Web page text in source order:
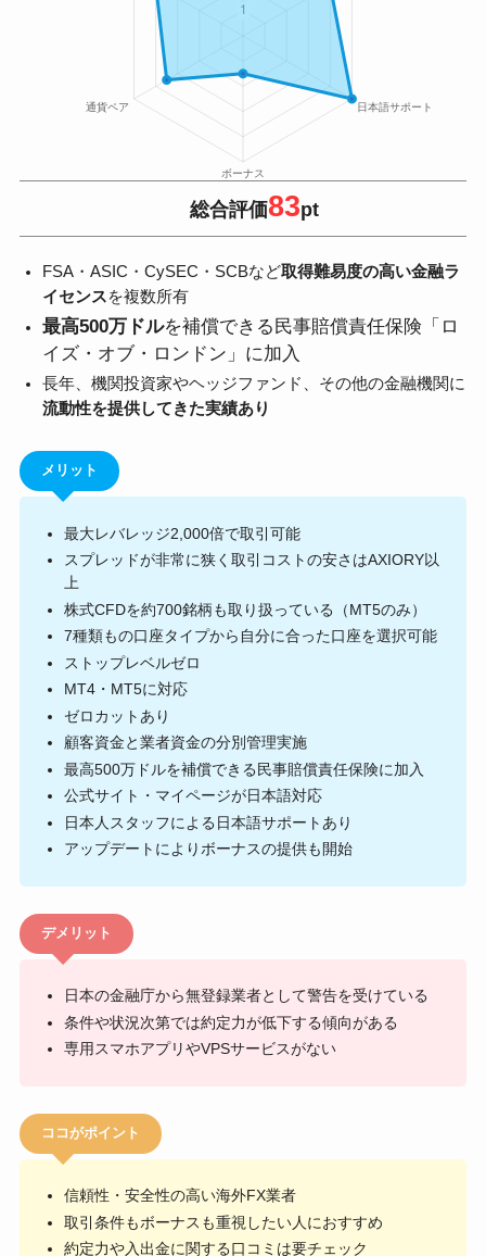
総合評価83pt
FSA・ASIC・CySEC・SCBなど取得難易度の高い金融ラ
イセンスを複数所有
最高500万ドルを補償できる民事賠償責任保険「ロ
イズ・オブ・ロンドン」に加入
長年、機関投資家やヘッジファンド、その他の金融機関に
流動性を提供してきた実績あり
メリット
最大レバレッジ2,000倍で取引可能
スプレッドが非常に狭く取引コストの安さはAXIORY以
上
株式CFDを約700銘柄も取り扱っている（MT5のみ）
7種類もの口座タイプから自分に合った口座を選択可能
ストップレベルゼロ
MT4・MT5に対応
ゼロカットあり
顧客資金と業者資金の分別管理実施
最高500万ドルを補償できる民事賠償責任保険に加入
公式サイト・マイページが日本語対応
日本人スタッフによる日本語サポートあり
アップデートによりボーナスの提供も開始
デメリット
日本の金融庁から無登録業者として警告を受けている
条件や状況次第では約定力が低下する傾向がある
専用スマホアプリやVPSサービスがない
ココがポイント
信頼性・安全性の高い海外FX業者
取引条件もボーナスも重視したい人におすすめ
約定力や入出金に関する口コミは要チェック